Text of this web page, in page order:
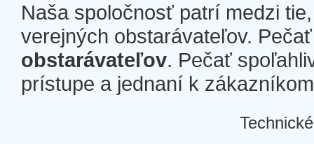
Naša spoločnosť patrí medzi
verejných obstarávateľov.
obstarávateľov. Pečať
prístupe a jednaní k